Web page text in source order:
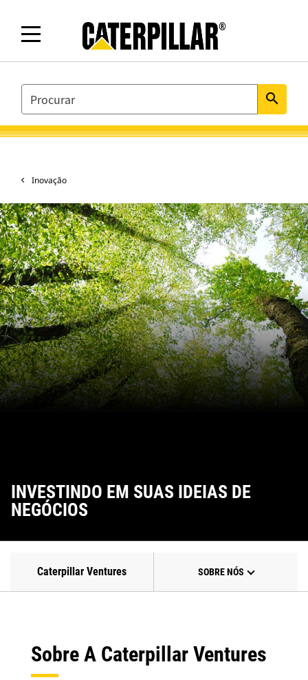
SEARCH search
Inovação
INVESTINDO EM SUAS IDEIAS DE
NEGÓCIOS
Caterpillar Ventures SOBRE NÓS
Sobre A Caterpillar Ventures